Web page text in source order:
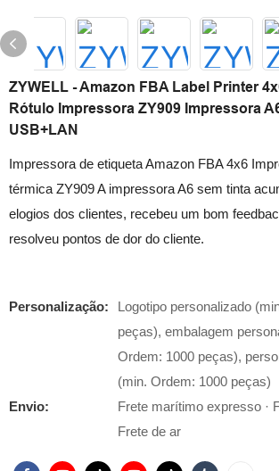
ZYWELL - Amazon FBA Label Printer
Rótulo Impressora ZY909 Impressora
USB+LAN
Impressora de etiqueta Amazon FBA 4x6
térmica ZY909 A impressora A6 sem tinta
elogios dos clientes, recebeu um bom
resolveu pontos de dor do cliente.
Personalização:
Logotipo personalizado
peças), embalagem
Ordem: 1000 peças),
(min. Ordem: 1000 peças)
Envio:
Frete marítimo expresso ·
Frete de ar